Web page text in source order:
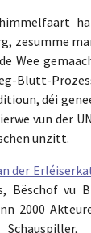
zesumme
Wee
Blutt-
déi
vun der
unzitt.
der
Bëschof vu
2000